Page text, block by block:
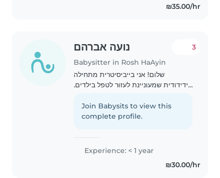
₪35.00/hr
נועה אברהם
Babysitter in Rosh HaAyin
3
שלום! אני בייביסיטרית מתחילה
וידידודית שמעוניינת לעזור לטפל בילדים.
אחראית, סבלנית ואוהבת לעזור בסיוע
בשיעורי בית, משחקים ויצירה. אני
Join Babysits to view this
complete profile.
Experience: < 1 year
₪30.00/hr